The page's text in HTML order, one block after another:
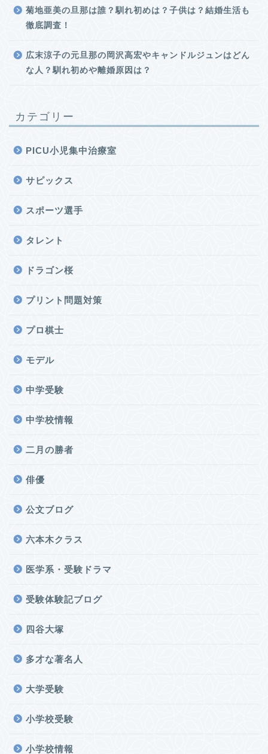
菊地亜美の旦那は誰？馴れ初めは？子供は？結婚生活も
徹底調査！
広末涼子の元旦那の岡沢高宏やキャンドルジュンはどん
な人？馴れ初めや離婚原因は？
カテゴリー
PICU小児集中治療室
サピックス
スポーツ選手
タレント
ドラゴン桜
プリント問題対策
プロ棋士
モデル
中学受験
中学校情報
二月の勝者
俳優
公文ブログ
六本木クラス
医学系・受験ドラマ
受験体験記ブログ
四谷大塚
多才な著名人
大学受験
小学校受験
小学校情報